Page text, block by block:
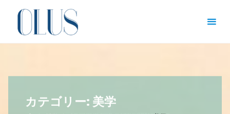
ン図
（哲
文
カテゴリー: 美学